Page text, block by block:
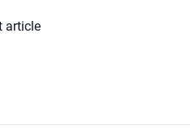
article